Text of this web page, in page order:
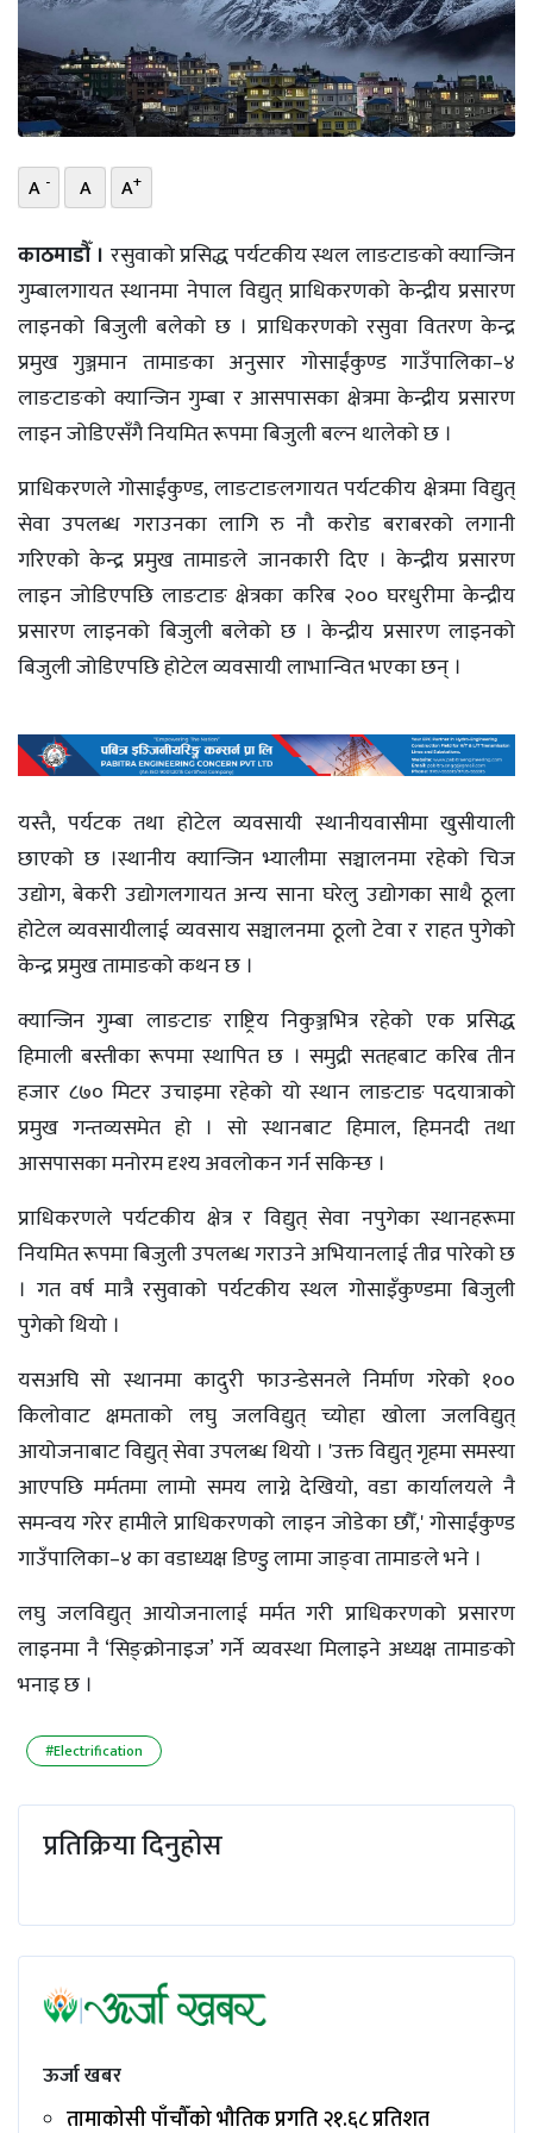
भिडियो
छापा
खोज
प्रोफाइल
ऊर्जा
विशेष
A - A A+
काठमाडौँ । रसुवाको प्रसिद्ध पर्यटकीय स्थल लाङटाङको क्यान्जिन
गुम्बालगायत स्थानमा नेपाल विद्युत् प्राधिकरणको केन्द्रीय प्रसारण
लाइनको बिजुली बलेको छ । प्राधिकरणको रसुवा वितरण केन्द्र
प्रमुख गुञ्जमान तामाङका अनुसार गोसाईंकुण्ड गाउँपालिका–४
लाङटाङको क्यान्जिन गुम्बा र आसपासका क्षेत्रमा केन्द्रीय प्रसारण
लाइन जोडिएसँगै नियमित रूपमा बिजुली बल्न थालेको छ ।
प्राधिकरणले गोसाईंकुण्ड, लाङटाङलगायत पर्यटकीय क्षेत्रमा विद्युत्
सेवा उपलब्ध गराउनका लागि रु नौ करोड बराबरको लगानी
गरिएको केन्द्र प्रमुख तामाङले जानकारी दिए । केन्द्रीय प्रसारण
लाइन जोडिएपछि लाङटाङ क्षेत्रका करिब २०० घरधुरीमा केन्द्रीय
प्रसारण लाइनको बिजुली बलेको छ । केन्द्रीय प्रसारण लाइनको
बिजुली जोडिएपछि होटेल व्यवसायी लाभान्वित भएका छन् ।
यस्तै, पर्यटक तथा होटेल व्यवसायी स्थानीयवासीमा खुसीयाली
छाएको छ ।स्थानीय क्यान्जिन भ्यालीमा सञ्चालनमा रहेको चिज
उद्योग, बेकरी उद्योगलगायत अन्य साना घरेलु उद्योगका साथै ठूला
होटेल व्यवसायीलाई व्यवसाय सञ्चालनमा ठूलो टेवा र राहत पुगेको
केन्द्र प्रमुख तामाङको कथन छ ।
क्यान्जिन गुम्बा लाङटाङ राष्ट्रिय निकुञ्जभित्र रहेको एक प्रसिद्ध
हिमाली बस्तीका रूपमा स्थापित छ । समुद्री सतहबाट करिब तीन
हजार ८७० मिटर उचाइमा रहेको यो स्थान लाङटाङ पदयात्राको
प्रमुख गन्तव्यसमेत हो । सो स्थानबाट हिमाल, हिमनदी तथा
आसपासका मनोरम दृश्य अवलोकन गर्न सकिन्छ ।
प्राधिकरणले पर्यटकीय क्षेत्र र विद्युत् सेवा नपुगेका स्थानहरूमा
नियमित रूपमा बिजुली उपलब्ध गराउने अभियानलाई तीव्र पारेको छ
। गत वर्ष मात्रै रसुवाको पर्यटकीय स्थल गोसाइँकुण्डमा बिजुली
पुगेको थियो ।
यसअघि सो स्थानमा कादुरी फाउन्डेसनले निर्माण गरेको १००
किलोवाट क्षमताको लघु जलविद्युत् च्योहा खोला जलविद्युत्
आयोजनाबाट विद्युत् सेवा उपलब्ध थियो । 'उक्त विद्युत् गृहमा समस्या
आएपछि मर्मतमा लामो समय लाग्ने देखियो, वडा कार्यालयले नै
समन्वय गरेर हामीले प्राधिकरणको लाइन जोडेका छौँ,' गोसाईंकुण्ड
गाउँपालिका–४ का वडाध्यक्ष डिण्डु लामा जाङ्वा तामाङले भने ।
लघु जलविद्युत् आयोजनालाई मर्मत गरी प्राधिकरणको प्रसारण
लाइनमा नै ‘सिङ्क्रोनाइज’ गर्ने व्यवस्था मिलाइने अध्यक्ष तामाङको
भनाइ छ ।
#Electrification
प्रतिक्रिया दिनुहोस
ऊर्जा खबर
तामाकोसी पाँचौँको भौतिक प्रगति २१.६८ प्रतिशत